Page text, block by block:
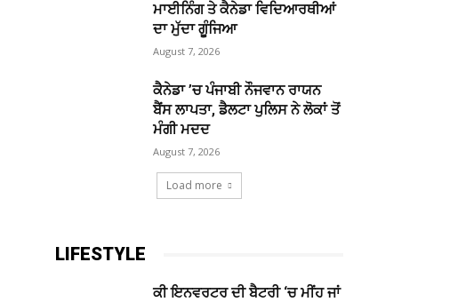
ਮਾਈਨਿੰਗ ਤੇ ਕੈਨੇਡਾ ਵਿਦਿਆਰਥੀਆਂ
ਦਾ ਮੁੱਦਾ ਗੂੰਜਿਆ
August 7, 2026
ਕੈਨੇਡਾ ’ਚ ਪੰਜਾਬੀ ਨੌਜਵਾਨ ਰਾਯਨ
ਬੈਂਸ ਲਾਪਤਾ, ਡੈਲਟਾ ਪੁਲਿਸ ਨੇ ਲੋਕਾਂ ਤੋਂ
ਮੰਗੀ ਮਦਦ
August 7, 2026
Load more
LIFESTYLE
ਕੀ ਇਨਵਰਟਰ ਦੀ ਬੈਟਰੀ ‘ਚ ਮੀਂਹ ਜਾਂ